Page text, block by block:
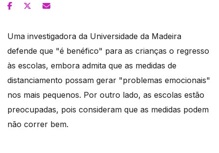
Uma investigadora da Universidade da Madeira
defende que "é benéfico" para as crianças o regresso
às escolas, embora admita que as medidas de
distanciamento possam gerar "problemas emocionais"
nos mais pequenos. Por outro lado, as escolas estão
preocupadas, pois consideram que as medidas podem
não correr bem.